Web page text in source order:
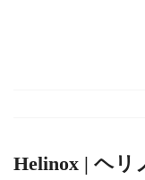
Helinox | ヘリ